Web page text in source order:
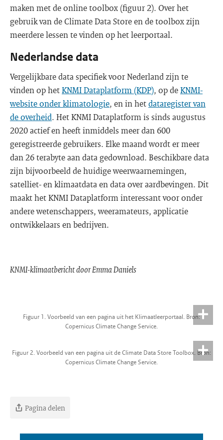
maken met de online toolbox (figuur 2). Over het
gebruik van de Climate Data Store en de toolbox zijn
meerdere lessen te vinden op het leerportaal.
Nederlandse data
Vergelijkbare data specifiek voor Nederland zijn te
vinden op hetKNMI Dataplatform (KDP), op deKNMI-
website onder klimatologie, en in hetdataregister van
de overheid. Het KNMI Dataplatform is sinds augustus
2020 actief en heeft inmiddels meer dan 600
geregistreerde gebruikers. Elke maand wordt er meer
dan 26 terabyte aan data gedownload. Beschikbare data
zijn bijvoorbeeld de huidige weerwaarnemingen,
satelliet- en klimaatdata en data over aardbevingen. Dit
maakt het KNMI Dataplatform interessant voor onder
andere wetenschappers, weeramateurs, applicatie
ontwikkelaars en bedrijven.
KNMI-klimaatbericht door Emma Daniels
Figuur 1. Voorbeeld van een pagina uit het Klimaatleerportaal. Bron:
Copernicus Climate Change Service.
Figuur 2. Voorbeeld van een pagina uit de Climate Data Store Toolbox. Bron:
Copernicus Climate Change Service.
Pagina delen